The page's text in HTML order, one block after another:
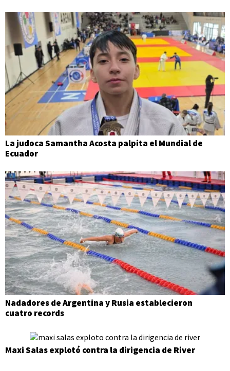
La judoca Samantha Acosta palpita el Mundial de
Ecuador
Nadadores de Argentina y Rusia establecieron
cuatro records
Maxi Salas explotó contra la dirigencia de River